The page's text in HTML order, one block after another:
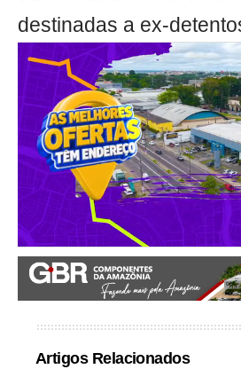
destinadas a ex-
Artigos Relacionados